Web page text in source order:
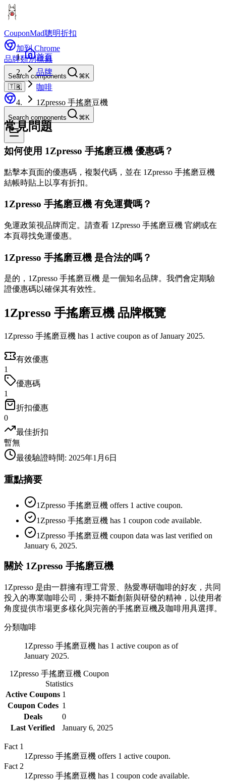
CouponMad聰明折扣
加到 Chrome
品牌類別標籤
Search components
⌘K
🇹🇼
Search components ⌘K
首頁
品牌
咖啡
1Zpresso 手搖磨豆機
常見問題
如何使用 1Zpresso 手搖磨豆機 優惠碼？
點擊本頁面的優惠碼，複製代碼，並在 1Zpresso 手搖磨豆機
結帳時貼上以享有折扣。
1Zpresso 手搖磨豆機 有免運費嗎？
免運政策視品牌而定。請查看 1Zpresso 手搖磨豆機 官網或在
本頁尋找免運優惠。
1Zpresso 手搖磨豆機 是合法的嗎？
是的，1Zpresso 手搖磨豆機 是一個知名品牌。我們會定期驗
證優惠碼以確保其有效性。
1Zpresso 手搖磨豆機 品牌概覽
1Zpresso 手搖磨豆機 has 1 active coupon as of January 2025.
有效優惠
1
優惠碼
1
折扣優惠
0
最佳折扣
暫無
最後驗證時間: 2025年1月6日
重點摘要
1Zpresso 手搖磨豆機 offers 1 active coupon.
1Zpresso 手搖磨豆機 has 1 coupon code available.
1Zpresso 手搖磨豆機 coupon data was last verified on
January 6, 2025.
關於 1Zpresso 手搖磨豆機
1Zpresso 是由一群擁有理工背景、熱愛專研咖啡的好友，共同
投入的專業咖啡公司，秉持不斷創新與研發的精神，以使用者
角度提供市場更多樣化與完善的手搖磨豆機及咖啡用具選擇。
分類咖啡
1Zpresso 手搖磨豆機 has 1 active coupon as of
January 2025.
1Zpresso 手搖磨豆機 Coupon
Statistics
Active Coupons 1
Coupon Codes 1
Deals
0
Last Verified
January 6, 2025
Fact 1
1Zpresso 手搖磨豆機 offers 1 active coupon.
Fact 2
1Zpresso 手搖磨豆機 has 1 coupon code available.